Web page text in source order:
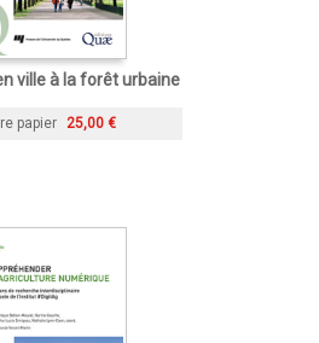
ville à la forêt urbaine
papier 25,00 €